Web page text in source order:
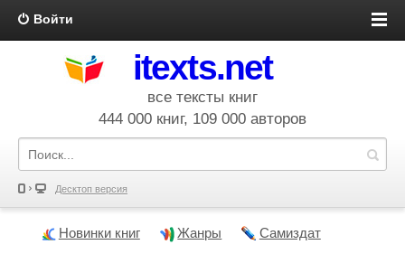
Войти
itexts.net
все тексты книг
444 000 книг, 109 000 авторов
Десктоп версия
Новинки книг Жанры Самиздат